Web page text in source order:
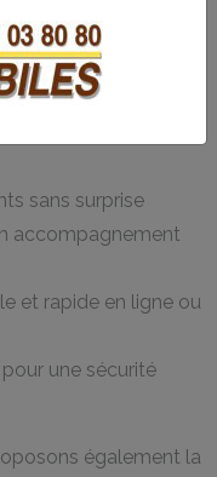
la nature de votre
sans surprise
accompagnement
et rapide en ligne ou
une sécurité
également la